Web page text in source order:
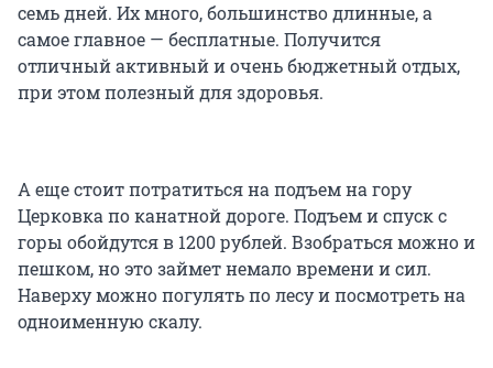
семь дней. Их много, большинство длинные, а
самое главное — бесплатные. Получится
отличный активный и очень бюджетный отдых,
при этом полезный для здоровья.
А еще стоит потратиться на подъем на гору
Церковка по канатной дороге. Подъем и спуск с
горы обойдутся в 1200 рублей. Взобраться можно и
пешком, но это займет немало времени и сил.
Наверху можно погулять по лесу и посмотреть на
одноименную скалу.